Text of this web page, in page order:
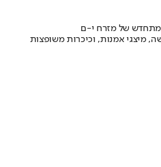
של מזרח י-ם
מיצגי אמנות, וכיכרות משופצות